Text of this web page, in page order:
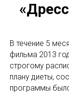
В течение 5
фильма 2013
строгому
плану диеты,
программы